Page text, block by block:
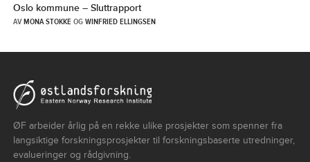
Oslo kommune – Sluttrapport
AVMONA STOKKEOGWINFRIED ELLINGSEN
ØF arbeider årlig på en rekke ulike prosjekter som spenner fra
langsiktige forskningsprosjekter til forskningsbaserte utredninger,
evalueringer og rådgivning.